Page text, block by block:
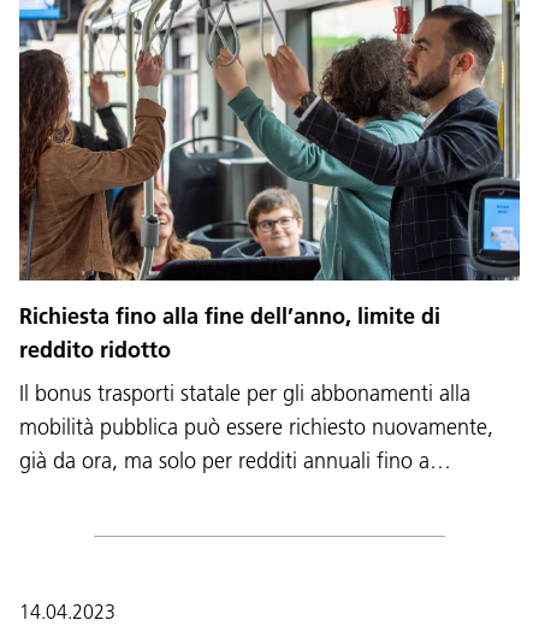
Richiesta fino alla fine dell’anno, limite di
reddito ridotto
Il bonus trasporti statale per gli abbonamenti alla
mobilità pubblica può essere richiesto nuovamente,
già da ora, ma solo per redditi annuali fino a…
14.04.2023